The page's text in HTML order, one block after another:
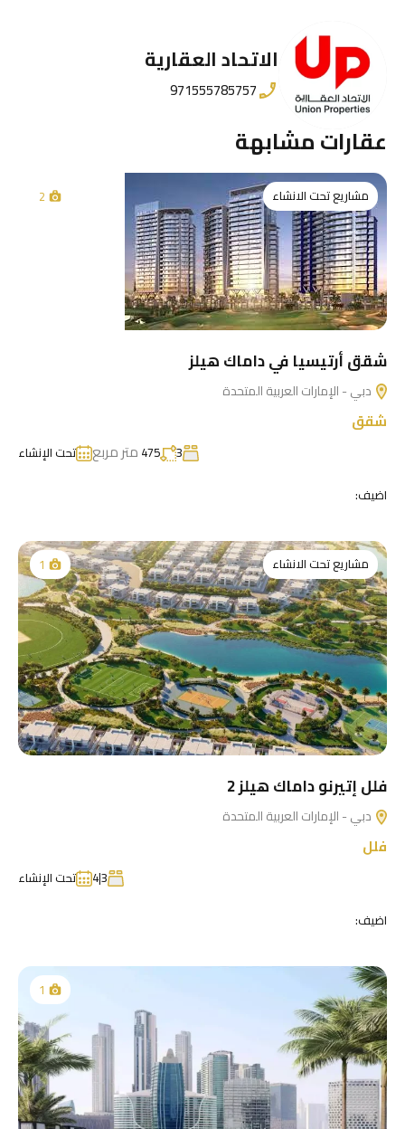
الاتحاد العقارية
971555785757
عقارات مشابهة
مشاريع تحت الانشاء 2
شقق أرتيسيا في داماك هيلز
دبي - الإمارات العربية المتحدة
شقق
3
475 متر مربع
تحت الإنشاء
اضيف:
مشاريع تحت الانشاء 1
فلل إتيرنو داماك هيلز 2
دبي - الإمارات العربية المتحدة
فلل
3|4
تحت الإنشاء
اضيف:
1